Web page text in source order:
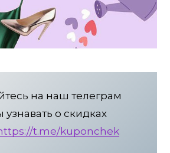
на наш телеграм
узнавать о скидках
t.me/kuponchek